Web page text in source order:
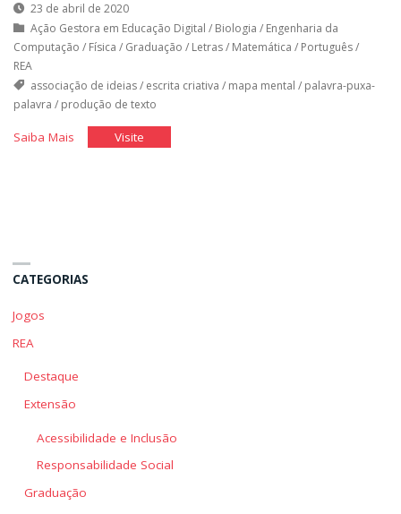
23 de abril de 2020
Ação Gestora em Educação Digital / Biologia / Engenharia da
Computação / Física / Graduação / Letras/ Matemática / Português/
REA
associação de ideias/ escrita criativa / mapa mental / palavra-puxa-
palavra / produção de texto
Saiba Mais"PalavraVisite"Palavra
CATEGORIAS
Jogos
REA
Destaque
Extensão
Acessibilidade e Inclusão
Responsabilidade Social
Graduação